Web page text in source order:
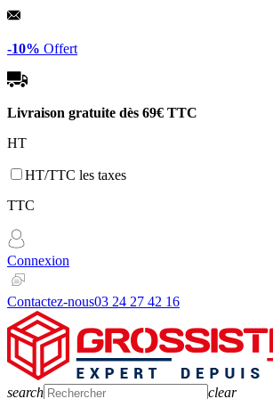
Panneau de gestion des cookies
-10% Offert
Livraison gratuite dès 69€ TTC
HT
HT/TTC les taxes
TTC
Connexion
Contactez-nous03 24 27 42 16
search clear